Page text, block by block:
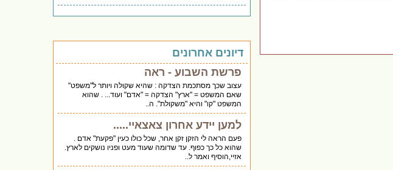
דיונים אחרונים
פרשת השבוע - ראה
עצוב שכך מסתכמת הצדקה : שהיא שקולה ויותר ל"משפט"
שאם המשפט = "ארץ" הצדקה = "אדם" ועוד... . שהוא
המשפט "קו" והיא "משקולת". ה..
למען יידע אחרון צאצאיי.....
פעם הראה לי הזקן זקן אחר, שכל כולו כעין "פקעת" אדם .
שהוא כל כך כפוף. עד שדומה שעוד מעט ופניו נושקים לארץ.
אזיי,הוסיף ואמר ל..